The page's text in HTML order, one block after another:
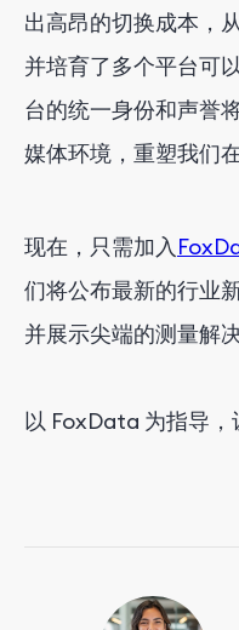
出高昂的切换成本，
并培育了多个平台可
台的统一身份和声誉
媒体环境，重塑我们
现在，只需加入
们将公布最新的行业
并展示尖端的测量解决
以 FoxData 为指导，